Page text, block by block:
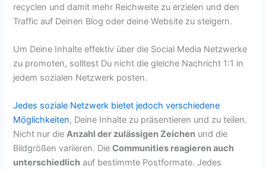
recyclen und damit mehr Reichweite zu erzielen und den
Traffic auf Deinen Blog oder deine Website zu steigern.
Um Deine Inhalte effektiv über die Social Media Netzwerke
zu promoten, solltest Du nicht die gleiche Nachricht 1:1 in
jedem sozialen Netzwerk posten.
Jedes soziale Netzwerk bietet jedoch verschiedene
Möglichkeiten, Deine Inhalte zu präsentieren und zu teilen.
Nicht nur dieAnzahl der zulässigen Zeichen und die
Bildgrößen variieren. DieCommunities reagieren auch
unterschiedlich auf bestimmte Postformate. Jedes